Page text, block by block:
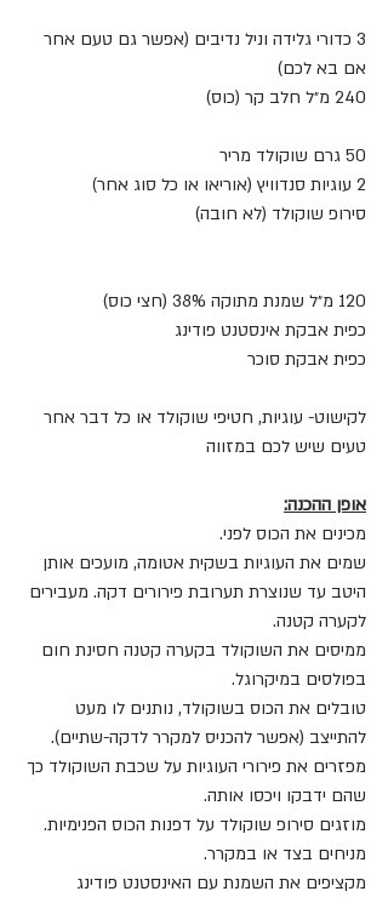
3 כדורי גלידה וניל נדיבים (אפשר גם טעם אחר
אם בא לכם)
240 מ״ל חלב קר (כוס)
50 גרם שוקולד מריר
2 עוגיות סנדוויץ (אוריאו או כל סוג אחר)
סירופ שוקולד (לא חובה)
120 מ״ל שמנת מתוקה 38% (חצי כוס)
כפית אבקת אינסטנט פודינג
כפית אבקת סוכר
לקישוט- עוגיות, חטיפי שוקולד או כל דבר אחר
טעים שיש לכם במזווה
אופן ההכנה:
מכינים את הכוס לפני.
שמים את העוגיות בשקית אטומה, מועכים אותן
היטב עד שנוצרת תערובת פירורים דקה. מעבירים
לקערה קטנה.
ממיסים את השוקולד בקערה קטנה חסינת חום
בפולסים במיקרוגל.
טובלים את הכוס בשוקולד, נותנים לו מעט
להתייצב (אפשר להכניס למקרר לדקה-שתיים).
מפזרים את פירורי העוגיות על שכבת השוקולד כך
שהם ידבקו ויכסו אותה.
מוזגים סירופ שוקולד על דפנות הכוס הפנימיות.
מניחים בצד או במקרר.
מקציפים את השמנת עם האינסטנט פודינג